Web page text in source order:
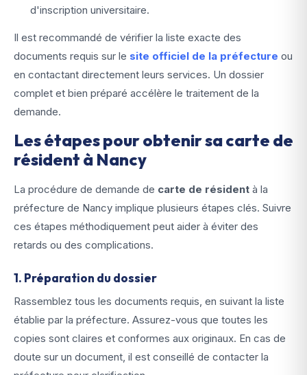
d'inscription universitaire.
Il est recommandé de vérifier la liste exacte des
documents requis sur le site officiel de la préfecture ou
en contactant directement leurs services. Un dossier
complet et bien préparé accélère le traitement de la
demande.
Les étapes pour obtenir sa carte de
résident à Nancy
La procédure de demande de carte de résident à la
préfecture de Nancy implique plusieurs étapes clés. Suivre
ces étapes méthodiquement peut aider à éviter des
retards ou des complications.
1. Préparation du dossier
Rassemblez tous les documents requis, en suivant la liste
établie par la préfecture. Assurez-vous que toutes les
copies sont claires et conformes aux originaux. En cas de
doute sur un document, il est conseillé de contacter la